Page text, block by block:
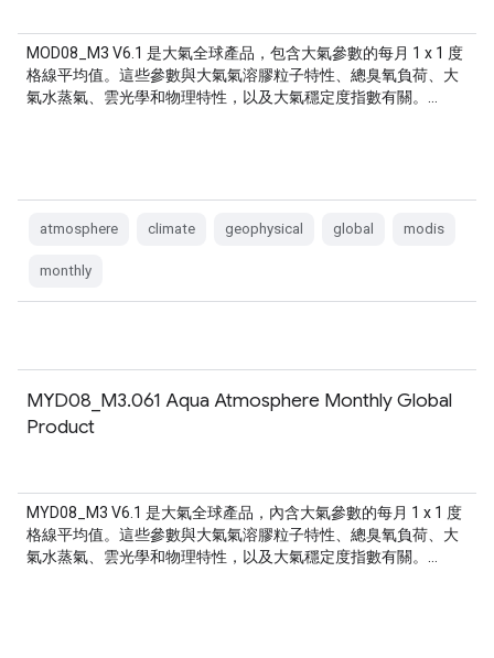
MOD08_M3 V6.1 是大氣全球產品，包含大氣參數的每月 1 x 1 度
格線平均值。這些參數與大氣氣溶膠粒子特性、總臭氧負荷、大
氣水蒸氣、雲光學和物理特性，以及大氣穩定度指數有關。…
atmosphere climate geophysical global modis
monthly
MYD08_M3.061 Aqua Atmosphere Monthly Global
Product
MYD08_M3 V6.1 是大氣全球產品，內含大氣參數的每月 1 x 1 度
格線平均值。這些參數與大氣氣溶膠粒子特性、總臭氧負荷、大
氣水蒸氣、雲光學和物理特性，以及大氣穩定度指數有關。…